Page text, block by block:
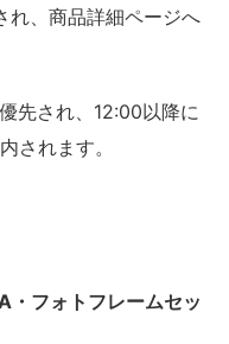
れ、商品詳細ページへ
先され、12:00以降に
されます。
フォトフレームセッ